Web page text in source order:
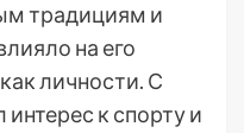
традициям и
на его
личности. С
к спорту и